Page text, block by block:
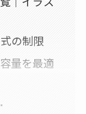
の制限
量を最適